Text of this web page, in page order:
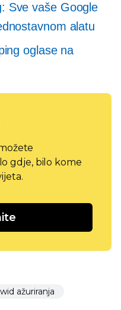
Sve vaše Google
alatu
oglase na
gdje, bilo kome
ažuriranja